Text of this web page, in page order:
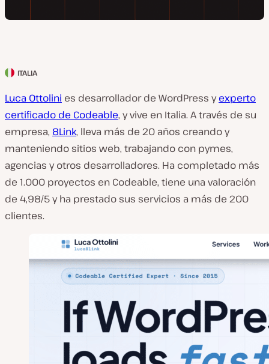
P
a
í
s
d
e
l
c
l
ITALIA
Luca Ottolini es desarrollador de WordPress yexperto
certificado de Codeable, y vive en Italia. A través de su
empresa, 8Link, lleva más de 20 años creando y
manteniendo sitios web, trabajando con pymes,
agencias y otros desarrolladores. Ha completado más
de 1.000 proyectos en Codeable, tiene una valoración
de 4,98/5 y ha prestado sus servicios a más de 200
clientes.